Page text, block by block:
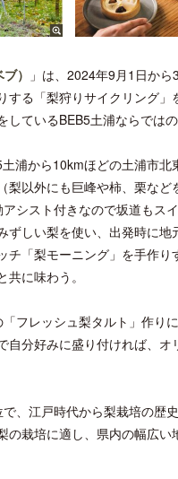
）
」は、2024年9月1日か
する「梨狩りサイクリング
ているBEB5土浦ならでは
浦から10kmほどの土浦市
梨以外にも巨峰や柿、栗な
アシスト付きなので坂道も
ずしい梨を使い、出発時に
チ「梨モーニング」を手作
に味わう。
フレッシュ梨タルト」作り
自分好みに盛り付ければ、
、江戸時代から梨栽培の歴
栽培に適し、県内の幅広い